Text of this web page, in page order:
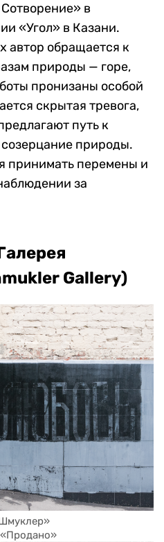
в
«Угол» в Казани.
автор обращается к
природы — горе,
пронизаны особой
скрытая тревога,
путь к
природы.
принимать перемены и
за
Gallery)